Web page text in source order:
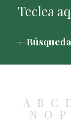
A B C
N O P